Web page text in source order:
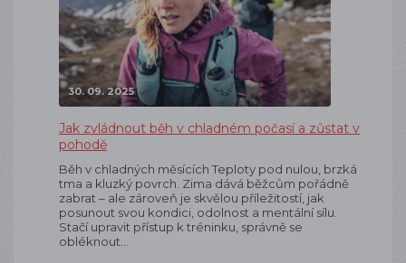
30. 09. 2025
Jak zvládnout běh v chladném počasí a zůstat v
pohodě
Běh v chladných měsících Teploty pod nulou, brzká
tma a kluzký povrch. Zima dává běžcům pořádně
zabrat – ale zároveň je skvělou příležitostí, jak
posunout svou kondici, odolnost a mentální sílu.
Stačí upravit přístup k tréninku, správně se
obléknout…